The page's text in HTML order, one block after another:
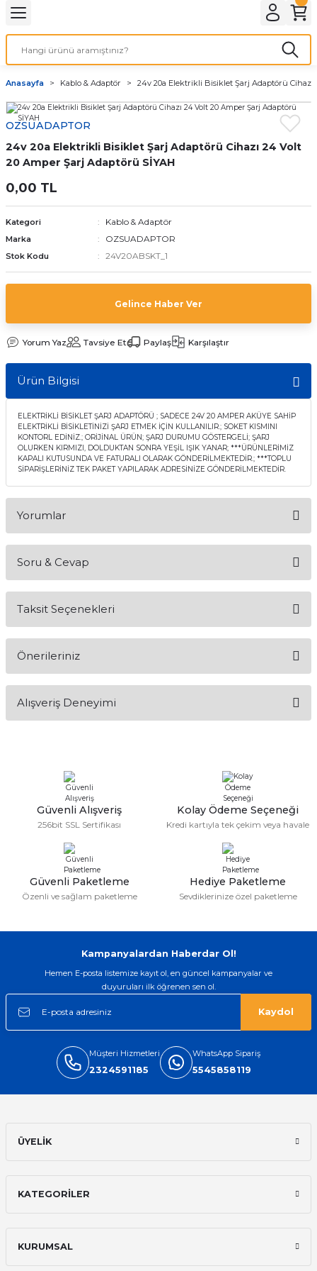
E27 DUY AMPÜLLER
Anasayfa Kablo & Adaptör 24v 20a Elektrikli Bisiklet Şarj Adaptörü
OZSUADAPTOR
24v 20a Elektrikli Bisiklet Şarj Adaptörü Cihazı 24 Volt
20 Amper Şarj Adaptörü SİYAH
0,00 TL
Kategori Kablo & Adaptör
Marka OZSUADAPTOR
Stok Kodu 24V20ABSKT_1
Gelince Haber Ver
Yorum Yaz Tavsiye Et Paylaş Karşılaştır
Ürün Bilgisi
ELEKTRİKLİ BİSİKLET ŞARJ ADAPTÖRÜ ; SADECE 24V 20 AMPER AKÜYE SAHİP
ELEKTRİKLİ BİSİKLETİNİZİ ŞARJ ETMEK İÇİN KULLANILIR.; SOKET KISMINI
KONTORL EDİNİZ.; ORİJİNAL ÜRÜN; ŞARJ DURUMU GÖSTERGELİ; ŞARJ
OLURKEN KIRMIZI, DOLDUKTAN SONRA YEŞİL IŞIK YANAR; ***ÜRÜNLERİMİZ
KAPALI KUTUSUNDA VE FATURALI OLARAK GÖNDERİLMEKTEDİR.; ***TOPLU
SİPARİŞLERİNİZ TEK PAKET YAPILARAK ADRESİNİZE GÖNDERİLMEKTEDİR.
Yorumlar
Soru & Cevap
Taksit Seçenekleri
Önerileriniz
konularda yetersiz gördüğünüz noktaları öneri formunu
kullanarak tarafımıza iletebilirsiniz.
Ürün resmi kalitesiz, bozuk veya görüntülenemiyor.
Ürün açıklamasında eksik bilgiler bulunuyor.
Ürün bilgilerinde hatalar bulunuyor.
Ürün fiyatı diğer sitelerden daha pahalı.
Bu ürüne benzer farklı alternatifler olmalı.
Alışveriş Deneyimi
Deneyimini Paylaş
Güvenli Alışveriş
256bit SSL Sertifikası
Kolay Ödeme Seçeneği
Kredi kartıyla tek çekim veya havale
Güvenli Paketleme
Özenli ve sağlam paketleme
Hediye Paketleme
Sevdiklerinize özel paketleme
Kampanyalardan Haberdar Ol!
Hemen E-posta listemize kayıt ol, en güncel kampanyalar ve
duyuruları ilk öğrenen sen ol.
Kaydol
Müşteri Hizmetleri
2324591185
WhatsApp Sipariş
5545858119
ÜYELİK
KATEGORİLER
KURUMSAL